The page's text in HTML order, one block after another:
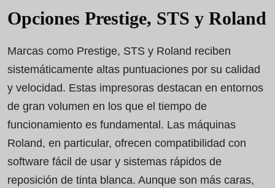
Opciones Prestige, STS y Roland
Marcas como Prestige, STS y Roland reciben
sistemáticamente altas puntuaciones por su calidad
y velocidad. Estas impresoras destacan en entornos
de gran volumen en los que el tiempo de
funcionamiento es fundamental. Las máquinas
Roland, en particular, ofrecen compatibilidad con
software fácil de usar y sistemas rápidos de
reposición de tinta blanca. Aunque son más caras,